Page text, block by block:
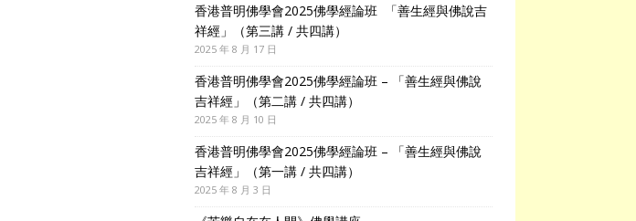
香港普明佛學會2025佛學經論班 「善生經與佛說吉
祥經」（第三講 / 共四講）
2025 年 8 月 17 日
香港普明佛學會2025佛學經論班 – 「善生經與佛說
吉祥經」（第二講 / 共四講）
2025 年 8 月 10 日
香港普明佛學會2025佛學經論班 – 「善生經與佛說
吉祥經」（第一講 / 共四講）
2025 年 8 月 3 日